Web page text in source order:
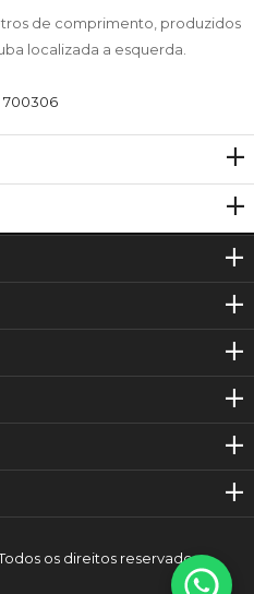
de comprimento, produzidos
localizada a esquerda.
700306
os direitos reservados.